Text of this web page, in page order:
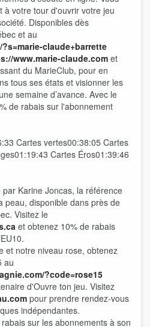
à votre tour d'ouvrir votre jeu
Disponibles dès
et au
claude+barrette⁠⁠⁠⁠⁠⁠⁠⁠⁠⁠⁠⁠⁠⁠
www.marie-claude.com⁠⁠⁠⁠⁠⁠⁠⁠⁠⁠⁠⁠⁠⁠ et
du MarieClub, pour en
tous ses états et visionner les
semaine d’avance. Avec le
de rabais sur l'abonnement
Cartes vertes00:38:05 Cartes
Cartes Éros01:39:46
Karine Joncas, la référence
peau, disponible dans près de
Visitez le
et obtenez 10% de rabais
et notre niveau rose, obtenez
au
?code=rose15⁠⁠⁠⁠⁠⁠⁠⁠⁠⁠⁠⁠⁠⁠
d'Ouvre ton jeu. Visitez
pour prendre rendez-vous
indépendantes.
sur les abonnements à son